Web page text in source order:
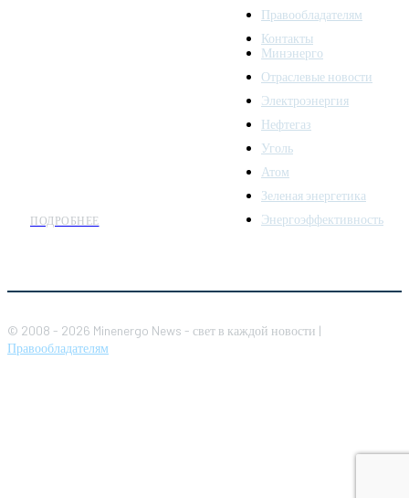
ПОДРОБНЕЕ
Правообладателям
Контакты
Минэнерго
Отраслевые новости
Электроэнергия
Нефтегаз
Уголь
Атом
Зеленая энергетика
Энергоэффективность
© 2008 - 2026 Minenergo News - свет в каждой новости |
Правообладателям